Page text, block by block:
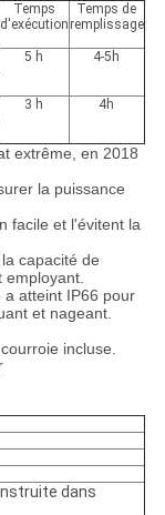
Temps
d'exécution
Temps de
remplissage
5 h 4-5h
3 h 4h
extrême, en 2018
la puissance
facile et l'évitent la
capacité de
employant.
atteint IP66 pour
et nageant.
incluse.
dans